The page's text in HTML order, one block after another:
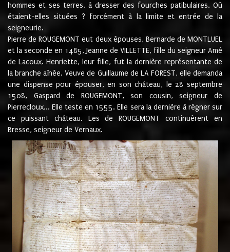
hommes et ses terres, à dresser des fourches patibulaires. Où
étaient-elles situées ? forcément à la limite et entrée de la
seigneurie.
Pierre de ROUGEMONT eut deux épouses, Bernarde de MONTLUEL
et la seconde en 1485, Jeanne de VILLETTE, fille du seigneur Amé
de Lacoux. Henriette, leur fille, fut la dernière représentante de
la branche aînée. Veuve de Guillaume de LA FOREST, elle demanda
une dispense pour épouser, en son château, le 28 septembre
1508, Gaspard de ROUGEMONT, son cousin, seigneur de
Pierrecloux... Elle teste en 1555. Elle sera la dernière à régner sur
ce puissant château. Les de ROUGEMONT continuèrent en
Bresse, seigneur de Vernaux.